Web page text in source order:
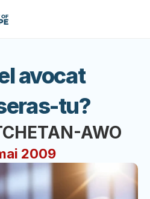
avocat
tu?
AWO
2009